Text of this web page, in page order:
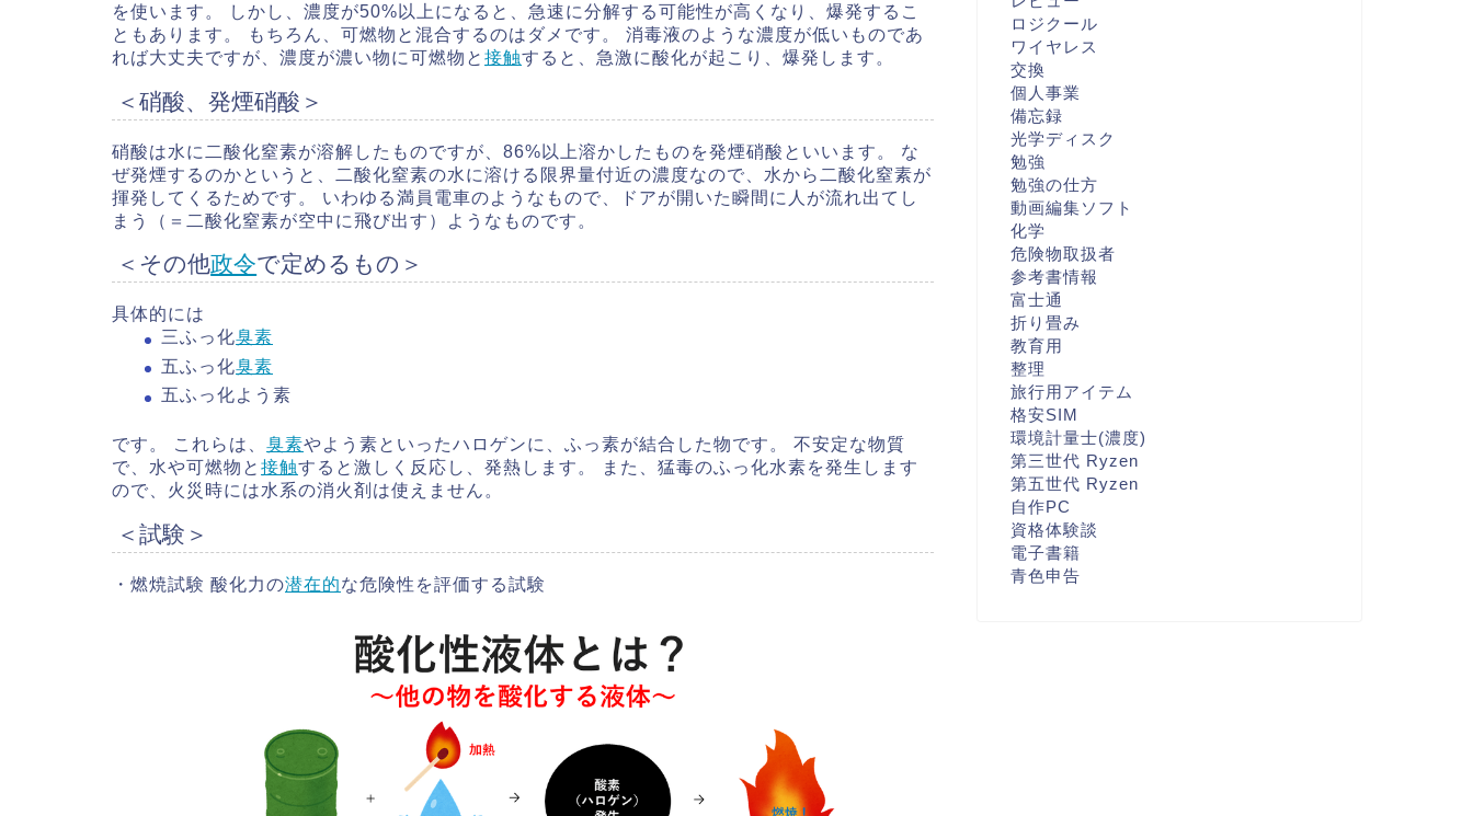
を使います。 しかし、濃度が50%以上になると、急速に分解する可能性が高くなり、爆発するこ
ともあります。 もちろん、可燃物と混合するのはダメです。 消毒液のような濃度が低いものであ
れば大丈夫ですが、濃度が濃い物に可燃物と 接触すると、急激に酸化が起こり、爆発します。
＜硝酸、発煙硝酸＞
硝酸は水に二酸化窒素が溶解したものですが、86%以上溶かしたものを発煙硝酸といいます。 な
ぜ発煙するのかというと、二酸化窒素の水に溶ける限界量付近の濃度なので、水から二酸化窒素が
揮発してくるためです。 いわゆる満員電車のようなもので、ドアが開いた瞬間に人が流れ出てし
まう（＝二酸化窒素が空中に飛び出す）ようなものです。
＜その他政令で定めるもの＞
具体的には
三ふっ化臭素
五ふっ化臭素
五ふっ化よう素
です。 これらは、 臭素やよう素といったハロゲンに、ふっ素が結合した物です。 不安定な物質
で、水や可燃物と 接触すると激しく反応し、発熱します。 また、猛毒のふっ化水素を発生します
ので、火災時には水系の消火剤は使えません。
＜試験＞
・燃焼試験 酸化力の潜在的な危険性を評価する試験
ロジクール
ワイヤレス
交換
個人事業
備忘録
光学ディスク
勉強
勉強の仕方
動画編集ソフト
化学
危険物取扱者
参考書情報
富士通
折り畳み
教育用
整理
旅行用アイテム
格安SIM
環境計量士(濃度)
第三世代 Ryzen
第五世代 Ryzen
自作PC
資格体験談
電子書籍
青色申告